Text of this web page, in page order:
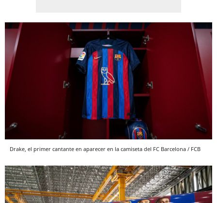
Drake, el primer cantante en aparecer en la camiseta del FC Barcelona / FCB